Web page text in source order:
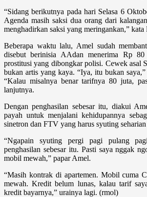
“Sidang berikutnya pada hari Selasa 6
Agenda masih saksi dua orang dari
menghadirkan saksi yang meringankan,” kata
Beberapa waktu lalu, Amel sudah
disebut berinisia AAdan menerima Rp 80
prostitusi yang dibongkar polisi. Ce­wek asal
bukan artis yang kaya. “Iya, itu bukan
“Kalau misalnya benar tarifnya 80 juta,
lanjutnya.
Dengan penghasilan sebesar itu, diakui
payah untuk men­jalani kehidupannya
sinetron dan FTV yang harus syuting
“Ngapain syuting pergi pagi pulang
penghasilan sebesar itu. Pasti saya nggak
mobil mewah,” papar Amel.
“Masih kontrak di apartemen. Mobil cuma
mewah. Kredit belum lunas, kalau tarif
kredit bayarnya,” urainya lagi. (rmol)